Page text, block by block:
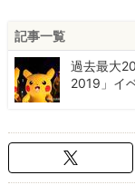
記事一覧
過去最大
2019」イ